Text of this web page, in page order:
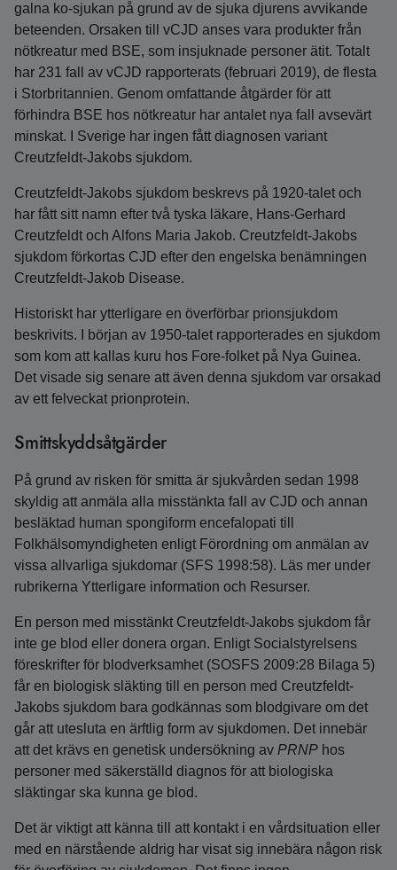
galna ko-sjukan på grund av de sjuka djurens avvikande
beteenden. Orsaken till vCJD anses vara produkter från
nötkreatur med BSE, som insjuknade personer ätit. Totalt
har 231 fall av vCJD rapporterats (februari 2019), de flesta
i Storbritannien. Genom omfattande åtgärder för att
förhindra BSE hos nötkreatur har antalet nya fall avsevärt
minskat. I Sverige har ingen fått diagnosen variant
Creutzfeldt-Jakobs sjukdom.
Creutzfeldt-Jakobs sjukdom beskrevs på 1920-talet och
har fått sitt namn efter två tyska läkare, Hans-Gerhard
Creutzfeldt och Alfons Maria Jakob. Creutzfeldt-Jakobs
sjukdom förkortas CJD efter den engelska benämningen
Creutzfeldt-Jakob Disease.
Historiskt har ytterligare en överförbar prionsjukdom
beskrivits. I början av 1950-talet rapporterades en sjukdom
som kom att kallas kuru hos Fore-folket på Nya Guinea.
Det visade sig senare att även denna sjukdom var orsakad
av ett felveckat prionprotein.
Smittskyddsåtgärder
På grund av risken för smitta är sjukvården sedan 1998
skyldig att anmäla alla misstänkta fall av CJD och annan
besläktad human spongiform encefalopati till
Folkhälsomyndigheten enligt Förordning om anmälan av
vissa allvarliga sjukdomar (SFS 1998:58). Läs mer under
rubrikerna Ytterligare information och Resurser.
En person med misstänkt Creutzfeldt-Jakobs sjukdom får
inte ge blod eller donera organ. Enligt Socialstyrelsens
föreskrifter för blodverksamhet (SOSFS 2009:28 Bilaga 5)
får en biologisk släkting till en person med Creutzfeldt-
Jakobs sjukdom bara godkännas som blodgivare om det
går att utesluta en ärftlig form av sjukdomen. Det innebär
att det krävs en genetisk undersökning av PRNP hos
personer med säkerställd diagnos för att biologiska
släktingar ska kunna ge blod.
Det är viktigt att känna till att kontakt i en vårdsituation eller
med en närstående aldrig har visat sig innebära någon risk